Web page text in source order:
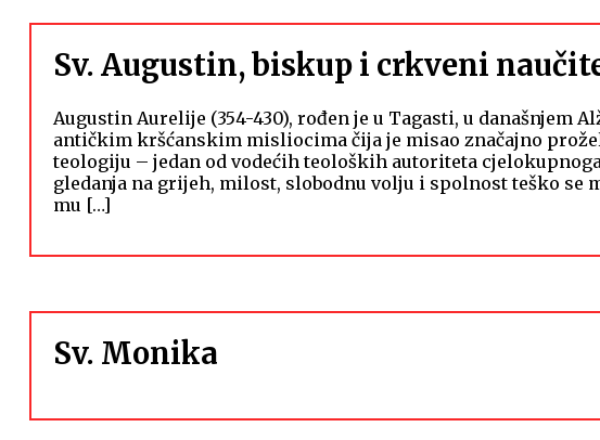
Sv. Augustin, biskup i crkveni
Augustin Aurelije (354-430), rođen je u Tagasti, u današnjem
antičkim kršćanskim misliocima čija je misao značajno
teologiju – jedan od vodećih teoloških autoriteta
gledanja na grijeh, milost, slobodnu volju i spolnost teško se
mu […]
Sv. Monika